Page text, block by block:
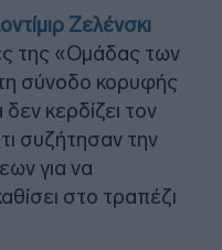
Ζελένσκι
της «Ομάδας των
σύνοδο κορυφής
κερδίζει τον
συζήτησαν την
για να
στο τραπέζι